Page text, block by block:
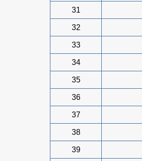
31
32
33
34
35
36
37
38
39